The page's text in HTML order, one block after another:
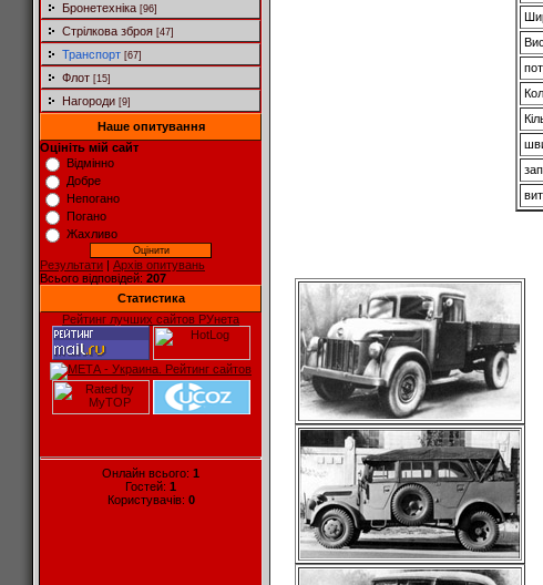
Бронетехніка [96]
Стрілкова зброя [47]
Транспорт [67]
Флот [15]
Нагороди [9]
Наше опитування
Оцініть мій сайт
Відмінно
Добре
Непогано
Погано
Жахливо
Результати | Архів опитувань
Всього відповідей: 207
Статистика
Рейтинг лучших сайтов РУнета
Онлайн всього: 1
Гостей: 1
Користувачів: 0